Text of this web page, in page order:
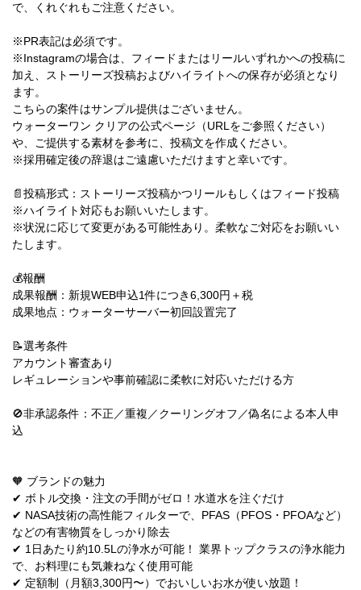
で、くれぐれもご注意ください。
※PR表記は必須です。
※Instagramの場合は、フィードまたはリールいずれかへの投稿に
加え、ストーリーズ投稿およびハイライトへの保存が必須となり
ます。
こちらの案件はサンプル提供はございません。
ウォーターワン クリアの公式ページ（URLをご参照ください）
や、ご提供する素材を参考に、投稿文を作成ください。
※採用確定後の辞退はご遠慮いただけますと幸いです。
📄投稿形式：ストーリーズ投稿かつリールもしくはフィード投稿
※ハイライト対応もお願いいたします。
※状況に応じて変更がある可能性あり。柔軟なご対応をお願いい
たします。
💰報酬
成果報酬：新規WEB申込1件につき6,300円＋税
成果地点：ウォーターサーバー初回設置完了
📝選考条件
アカウント審査あり
レギュレーションや事前確認に柔軟に対応いただける方
🚫非承認条件：不正／重複／クーリングオフ／偽名による本人申
込
🧡 ブランドの魅力
✔︎ ボトル交換・注文の手間がゼロ！水道水を注ぐだけ
✔︎ NASA技術の高性能フィルターで、PFAS（PFOS・PFOAなど）
などの有害物質をしっかり除去
✔︎ 1日あたり約10.5Lの浄水が可能！ 業界トップクラスの浄水能力
で、お料理にも気兼ねなく使用可能
✔︎ 定額制（月額3,300円〜）でおいしいお水が使い放題！